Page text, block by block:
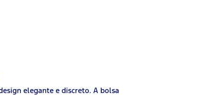
elegante e discreto. A bolsa